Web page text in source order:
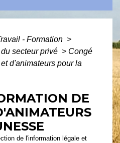
- Formation >
secteur privé > Congé
d'animateurs pour la
DE
de l'information légale et